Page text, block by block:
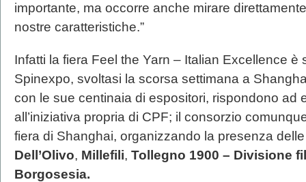
importante, ma occorre anche mirare
nostre caratteristiche.”
Infatti la fiera Feel the Yarn – Italian Excellence è
Spinexpo, svoltasi la scorsa settimana a
con le sue centinaia di espositori, rispondono ad
all’iniziativa propria di CPF; il consorzio
fiera di Shanghai, organizzando la presenza
Dell’Olivo, Millefili, Tollegno 1900 – Divisione
Borgosesia.